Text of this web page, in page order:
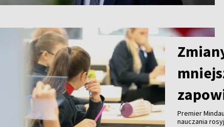
Premier
nauczania